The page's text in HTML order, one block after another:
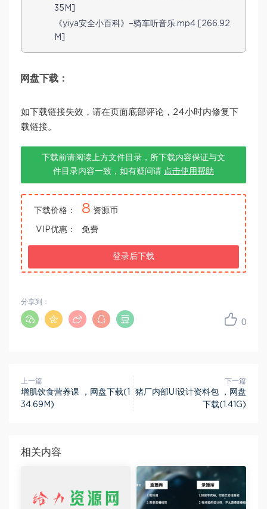
35M]
《yiya安全小百科》–骑车听音乐.mp4 [266.92
M]
网盘下载：
如下载链接失效，请在页面底部评论，24小时内修复下
载链接。
下载前请阅读上方文件目录，所下载内容保证与文
件目录内容一致，如有疑问请 点击使用帮助
下载价格： 8 资源币
VIP优惠： 免费
登录后下载
0
分享到：
上一篇
增肌饮食营养课 ，网盘下载(1
34.69M)
下一篇
猪厂内部UI设计资料包 ，网盘
下载(1.41G)
相关内容